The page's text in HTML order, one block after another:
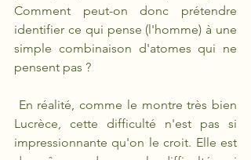
Comment peut-on donc prétendre
identifier ce qui pense (l'homme) à une
simple combinaison d'atomes qui ne
pensent pas ?
En réalité, comme le montre très bien
Lucrèce, cette difficulté n'est pas si
impressionnante qu'on le croit. Elle est